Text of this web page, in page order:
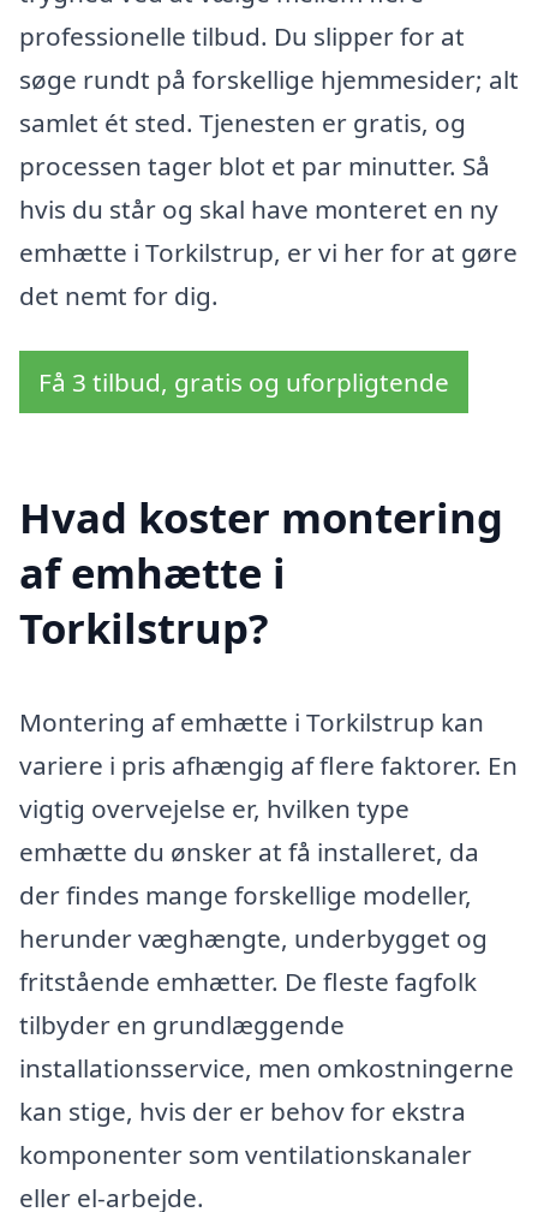
professionelle tilbud. Du slipper for at
søge rundt på forskellige hjemmesider; alt
samlet ét sted. Tjenesten er gratis, og
processen tager blot et par minutter. Så
hvis du står og skal have monteret en ny
emhætte i Torkilstrup, er vi her for at gøre
det nemt for dig.
Få 3 tilbud, gratis og uforpligtende
Hvad koster montering
af emhætte i
Torkilstrup?
Montering af emhætte i Torkilstrup kan
variere i pris afhængig af flere faktorer. En
vigtig overvejelse er, hvilken type
emhætte du ønsker at få installeret, da
der findes mange forskellige modeller,
herunder væghængte, underbygget og
fritstående emhætter. De fleste fagfolk
tilbyder en grundlæggende
installationsservice, men omkostningerne
kan stige, hvis der er behov for ekstra
komponenter som ventilationskanaler
eller el-arbejde.